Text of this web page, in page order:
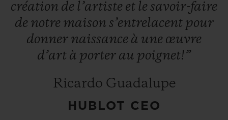
Côté coeur,les horlogers de Nyon font
battre le calibre maisonHUB1214, le
légendaire Unico, ici sans la fonction
chronographe, un mouvement offrant une
création de l’artiste et le savoir-faire
de notre maison s’entrelacent pour
donner naissance à une œuvre
d’art à porter au poignet!”
Ricardo Guadalupe
HUBLOT CEO